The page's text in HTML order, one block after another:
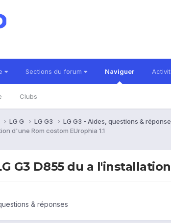
Sections du forum Naviguer
Clubs
LG G LG G3
LG G3 - Aides, questions &
d'une Rom costom EUrophia 1.1
G3 D855 du a
& réponses